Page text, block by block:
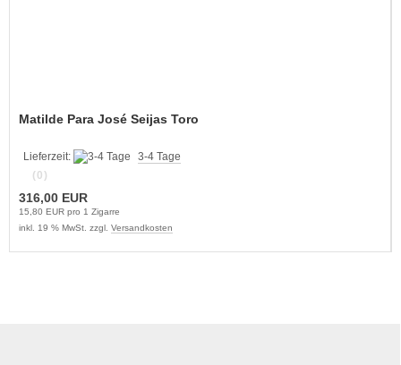
Matilde Para José Seijas Toro
Lieferzeit:
3-4 Tage
(0)
316,00 EUR
15,80 EUR pro 1 Zigarre
inkl. 19 % MwSt. zzgl. Versandkosten